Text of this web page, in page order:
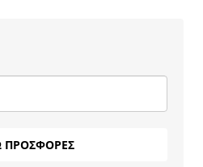
ΠΡΟΣΦΟΡΕΣ